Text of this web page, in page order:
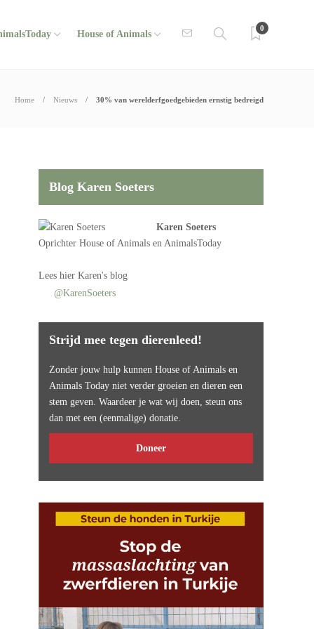
House of Animals
0
Home Nieuws 30% van werelderfgoedgebieden ernstig bedreigd
Blog Karen Soeters
Karen Soeters
OprichterHouse of Animals en AnimalsToday
Leeshier Karen's blog
@KarenSoeters
Strijd mee tegen dierenleed!
Zonder jouw hulp kunnen House of Animals en
Animals Today niet verder groeien en dieren een
stem geven. Waardeer je wat wij doen, steun ons
dan met een (eenmalige) donatie.
Doneer